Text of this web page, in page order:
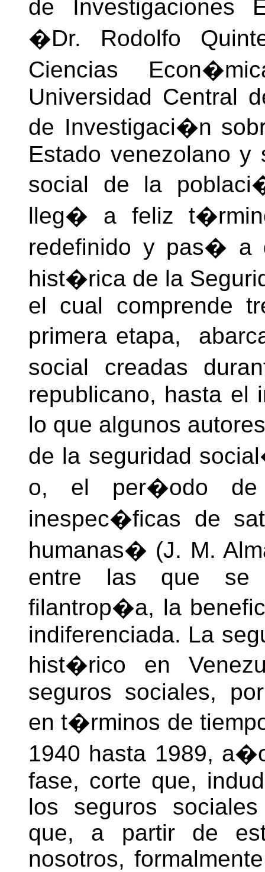
de
�Dr. Rodolfo
Ciencias
Universidad Central
de Investigaci�n
Estado venezolano
social de la
lleg� a feliz
redefinido y pas� a
hist�rica de la
el cual comprende
primera etapa,
social creadas
republicano, hasta el
lo que algunos
de la seguridad
o, el per�odo de
inespec�ficas de
humanas� (J. M.
entre las que se
filantrop�a, la
indiferenciada. La
hist�rico en
seguros sociales,
en t�rminos de
1940 hasta 1989,
fase, corte que,
los seguros
que, a partir de
nosotros,